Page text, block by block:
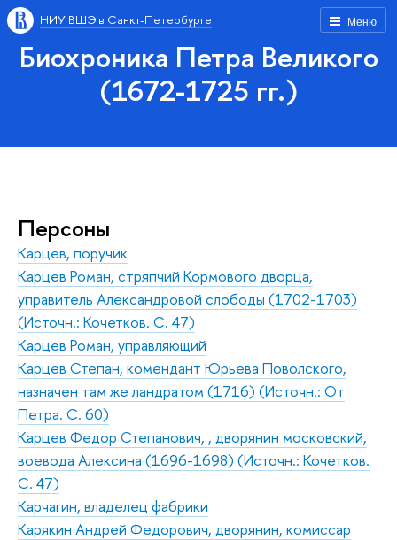
Меню
НИУ ВШЭ в Санкт-Петербурге
Биохроника Петра Великого
(1672-1725 гг.)
Персоны
Карцев, поручик
Карцев Роман, стряпчий Кормового дворца,
управитель Александровой слободы (1702-1703)
(Источн.: Кочетков. С. 47)
Карцев Роман, управляющий
Карцев Степан, комендант Юрьева Поволского,
назначен там же ландратом (1716) (Источн.: От
Петра. С. 60)
Карцев Федор Степанович, , дворянин московский,
воевода Алексина (1696-1698) (Источн.: Кочетков.
С. 47)
Карчагин, владелец фабрики
Карякин Андрей Федорович, дворянин, комиссар